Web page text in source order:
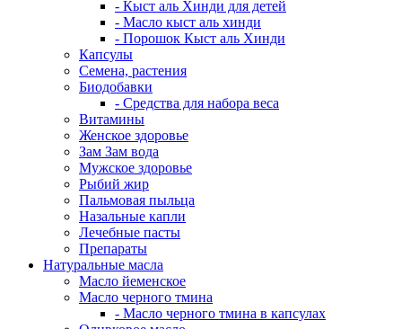
- Кыст аль Хинди для детей
- Масло кыст аль хинди
- Порошок Кыст аль Хинди
Капсулы
Семена, растения
Биодобавки
- Средства для набора веса
Витамины
Женское здоровье
Зам Зам вода
Мужское здоровье
Рыбий жир
Пальмовая пыльца
Назальные капли
Лечебные пасты
Препараты
Натуральные масла
Масло йеменское
Масло черного тмина
- Масло черного тмина в капсулах